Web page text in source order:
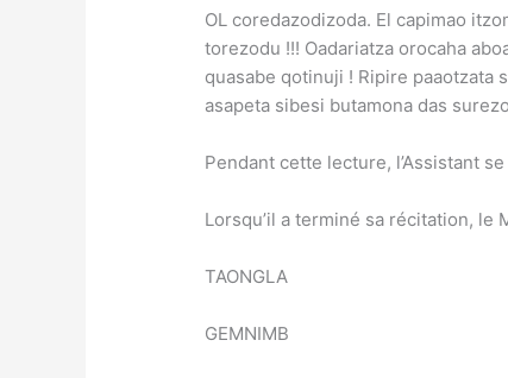
OL coredazodizoda. El capimao
torezodu !!! Oadariatza orocaha
quasabe qotinuji ! Ripire paaotzata
asapeta sibesi butamona das
Pendant cette lecture, l’Assistant
Lorsqu’il a terminé sa récitation,
TAONGLA
GEMNIMB